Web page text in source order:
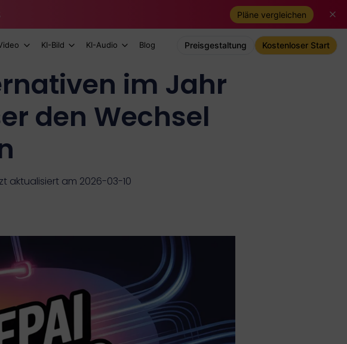
Pläne vergleichen
KI-Bild KI-Audio Blog Preisgestaltung Kostenloser Start
im Jahr
den Wechsel
aktualisiert am 2026-03-10